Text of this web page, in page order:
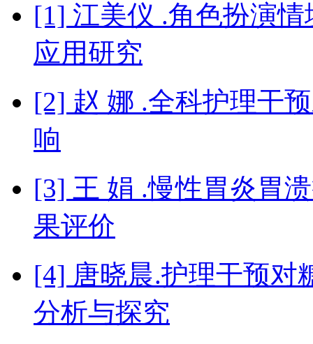
[1] 江美仪 .角色扮演
应用研究
[2] 赵 娜 .全科护理干
响
[3] 王 娟 .慢性胃炎胃
果评价
[4] 唐晓晨.护理干预对
分析与探究